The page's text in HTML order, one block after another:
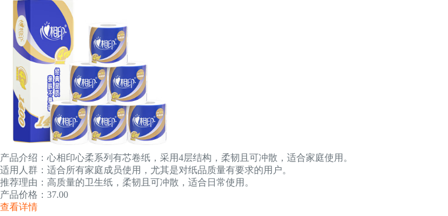
产品介绍：心相印心柔系列有芯卷纸，采用4层结构，柔韧且可冲散，适合家庭使用。
适用人群：适合所有家庭成员使用，尤其是对纸品质量有要求的用户。
推荐理由：高质量的卫生纸，柔韧且可冲散，适合日常使用。
产品价格：37.00
查看详情